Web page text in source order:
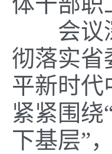
会议深
彻落实省
平新时代
紧紧围绕
下基层”